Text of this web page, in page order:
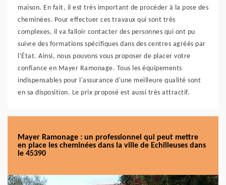
maison. En fait, il est très important de procéder à la pose des
cheminées. Pour effectuer ces travaux qui sont très
complexes, il va falloir contacter des personnes qui ont pu
suivre des formations spécifiques dans des centres agréés par
l'État. Ainsi, nous pouvons vous proposer de placer votre
confiance en Mayer Ramonage. Tous les équipements
indispensables pour l'assurance d'une meilleure qualité sont
en sa disposition. Le prix proposé est aussi très attractif.
Mayer Ramonage : un professionnel qui peut mettre
en place les cheminées dans la ville de Echilleuses dans
le 45390